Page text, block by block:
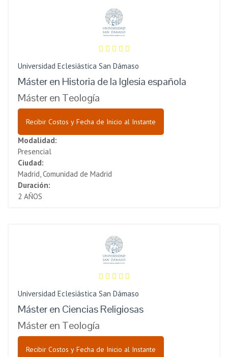
Universidad Eclesiástica San Dámaso
Máster en Historia de la Iglesia española
Máster en Teología
Recibir Costos y Fecha de Inicio al Instante
Modalidad:
Presencial
Ciudad:
Madrid, Comunidad de Madrid
Duración:
2 AÑOS
Universidad Eclesiástica San Dámaso
Máster en Ciencias Religiosas
Máster en Teología
Recibir Costos y Fecha de Inicio al Instante